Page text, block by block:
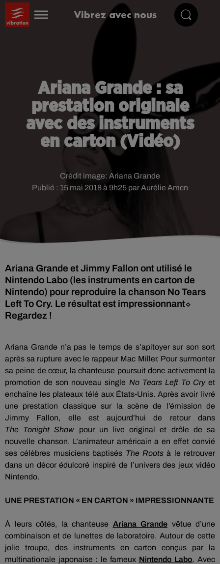
Vibrez avec nous
Ariana Grande : sa
prestation originale
avec des instruments
en carton (Vidéo)
Publié : 15 mai 2018 à 9h25 par Aurélie Amcn
Crédit image: Ariana Grande
Ariana Grande et Jimmy Fallon ont utilisé le
Nintendo Labo (les instruments en carton de
Nintendo) pour reproduire la chanson No Tears
Left To Cry. Le résultat est impressionnant⬦
Regardez !
Ariana Grande n’a pas le temps de s’apitoyer sur son sort
après sa rupture avec le rappeur Mac Miller. Pour surmonter
sa peine de cœur, la chanteuse poursuit donc activement la
promotion de son nouveau single No Tears LeftTo Cry et
enchaîne les plateaux télé aux États-Unis. Après avoir livré
une prestation classique sur la scène de l’émission de
Jimmy Fallon, elle est aujourd’hui de retour dans
The Tonight Show pour un live original et drôle de sa
nouvelle chanson. L’animateur américain a en effet convié
ses célèbres musiciens baptisés The Rootsà le retrouver
dans un décor édulcoré inspiré de l’univers des jeux vidéo
Nintendo.
UNE PRESTATION « EN CARTON » IMPRESSIONNANTE
À leurs côtés, la chanteuse Ariana Grande vêtue d’une
combinaison et de lunettes de laboratoire. Autour de cette
jolie troupe, des instruments en carton conçus par la
multinationale japonaise : le fameux Nintendo Labo. Avec